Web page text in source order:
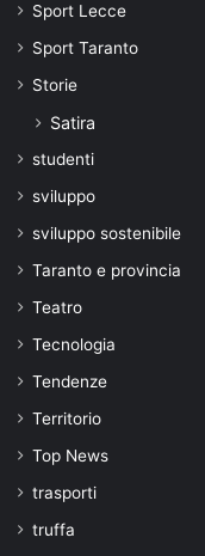
Sport Lecce
Sport Taranto
Storie
Satira
studenti
sviluppo
sviluppo sostenibile
Taranto e provincia
Teatro
Tecnologia
Tendenze
Territorio
Top News
trasporti
truffa